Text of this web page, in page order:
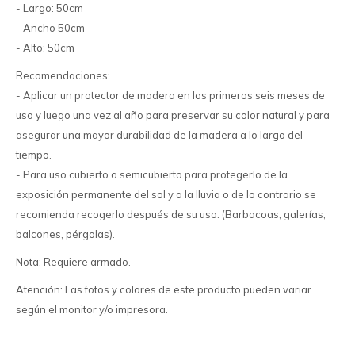
- Largo: 50cm
- Ancho 50cm
- Alto: 50cm
Recomendaciones:
- Aplicar un protector de madera en los primeros seis meses de
uso y luego una vez al año para preservar su color natural y para
asegurar una mayor durabilidad de la madera a lo largo del
tiempo.
- Para uso cubierto o semicubierto para protegerlo de la
exposición permanente del sol y a la lluvia o de lo contrario se
recomienda recogerlo después de su uso. (Barbacoas, galerías,
balcones, pérgolas).
Nota: Requiere armado.
Atención: Las fotos y colores de este producto pueden variar
según el monitor y/o impresora.